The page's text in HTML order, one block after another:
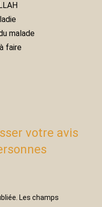
malade
faire
votre avis
Les champs